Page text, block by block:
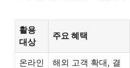
활용
대상
주요 혜택
온라인
해외 고객 확대, 결